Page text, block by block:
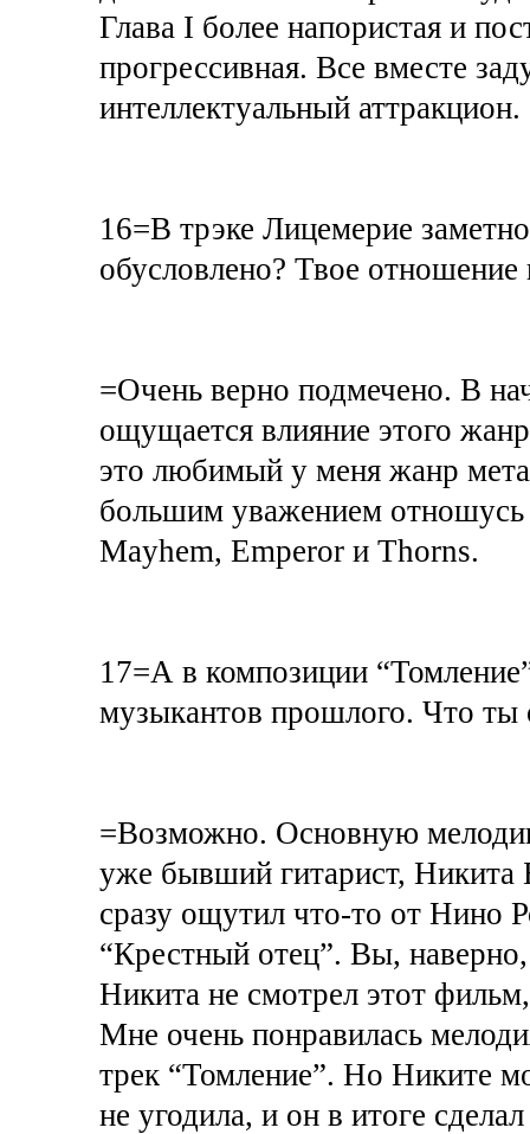
Глава I более напористая и
прогрессивная. Все вместе
интеллектуальный
16=В трэке Лицемерие
обусловлено? Твое
=Очень верно подмечено. В
ощущается влияние этого
это любимый у меня жанр
большим уважением отношусь
Mayhem, Emperor и Thorns.
17=А в композиции
музыкантов прошлого. Что ты
=Возможно. Основную
уже бывший гитарист, Никита
сразу ощутил что-то от Нино
“Крестный отец”. Вы,
Никита не смотрел этот
Мне очень понравилась
трек “Томление”. Но Никите
не угодила, и он в итоге